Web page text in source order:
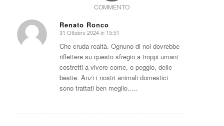
COMMENTO
Renato Ronco
dice:
31 Ottobre 2024 in 15:51
Che cruda realtà. Ognuno di noi dovrebbe
riflettere su questo sfregio a troppi umani
costretti a vivere come, o peggio, delle
bestie. Anzi i nostri animali domestici
sono trattati ben meglio…..